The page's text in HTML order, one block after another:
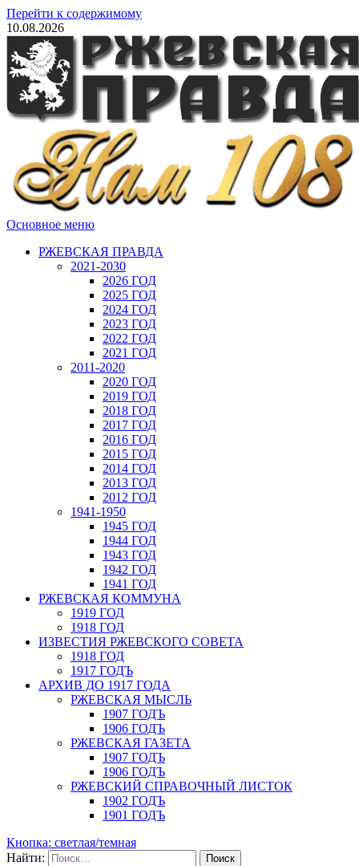
Перейти к содержимому
10.08.2026
Основное меню
РЖЕВСКАЯ ПРАВДА
2021-2030
2026 ГОД
2025 ГОД
2024 ГОД
2023 ГОД
2022 ГОД
2021 ГОД
2011-2020
2020 ГОД
2019 ГОД
2018 ГОД
2017 ГОД
2016 ГОД
2015 ГОД
2014 ГОД
2013 ГОД
2012 ГОД
1941-1950
1945 ГОД
1944 ГОД
1943 ГОД
1942 ГОД
1941 ГОД
РЖЕВСКАЯ КОММУНА
1919 ГОД
1918 ГОД
ИЗВЕСТИЯ РЖЕВСКОГО СОВЕТА
1918 ГОД
1917 ГОДЪ
АРХИВ ДО 1917 ГОДА
РЖЕВСКАЯ МЫСЛЬ
1907 ГОДЪ
1906 ГОДЪ
РЖЕВСКАЯ ГАЗЕТА
1907 ГОДЪ
1906 ГОДЪ
РЖЕВСКИЙ СПРАВОЧНЫЙ ЛИСТОК
1902 ГОДЪ
1901 ГОДЪ
Кнопка: светлая/темная
Найти: